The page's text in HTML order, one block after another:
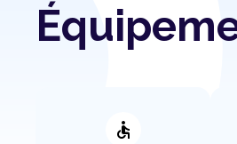
accessible